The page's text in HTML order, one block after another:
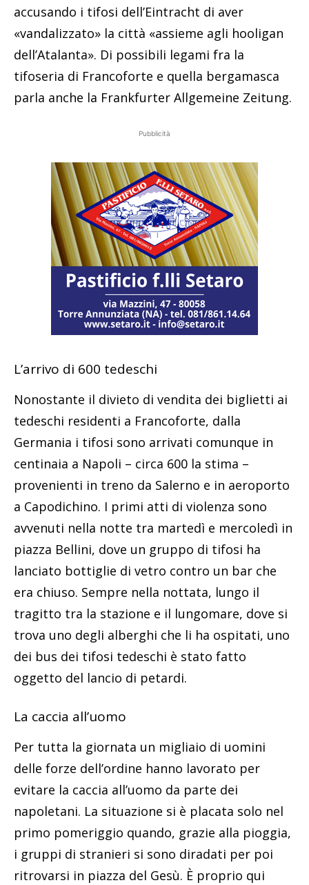
accusando i tifosi dell’Eintracht di aver
«vandalizzato» la città «assieme agli hooligan
dell’Atalanta». Di possibili legami fra la
tifoseria di Francoforte e quella bergamasca
parla anche la Frankfurter Allgemeine Zeitung.
Pubblicità
L’arrivo di 600 tedeschi
Nonostante il divieto di vendita dei biglietti ai
tedeschi residenti a Francoforte, dalla
Germania i tifosi sono arrivati comunque in
centinaia a Napoli – circa 600 la stima –
provenienti in treno da Salerno e in aeroporto
a Capodichino. I primi atti di violenza sono
avvenuti nella notte tra martedì e mercoledì in
piazza Bellini, dove un gruppo di tifosi ha
lanciato bottiglie di vetro contro un bar che
era chiuso. Sempre nella nottata, lungo il
tragitto tra la stazione e il lungomare, dove si
trova uno degli alberghi che li ha ospitati, uno
dei bus dei tifosi tedeschi è stato fatto
oggetto del lancio di petardi.
La caccia all’uomo
Per tutta la giornata un migliaio di uomini
delle forze dell’ordine hanno lavorato per
evitare la caccia all’uomo da parte dei
napoletani. La situazione si è placata solo nel
primo pomeriggio quando, grazie alla pioggia,
i gruppi di stranieri si sono diradati per poi
ritrovarsi in piazza del Gesù. È proprio qui